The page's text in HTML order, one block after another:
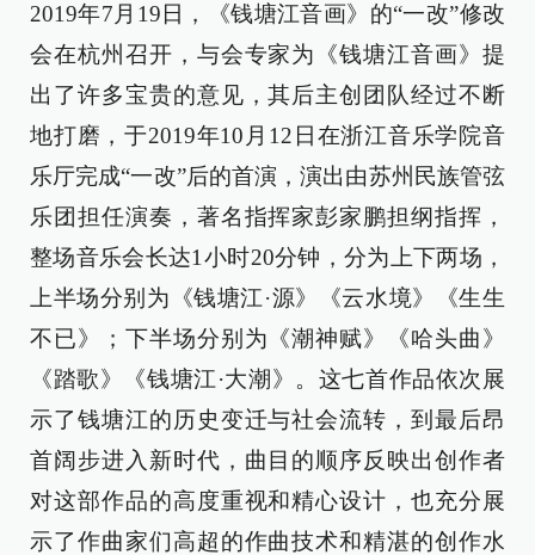
2019年7月19日，《钱塘江音画》的“一改”修改
会在杭州召开，与会专家为《钱塘江音画》提
出了许多宝贵的意见，其后主创团队经过不断
地打磨，于2019年10月12日在浙江音乐学院音
乐厅完成“一改”后的首演，演出由苏州民族管弦
乐团担任演奏，著名指挥家彭家鹏担纲指挥，
整场音乐会长达1小时20分钟，分为上下两场，
上半场分别为《钱塘江·源》《云水境》《生生
不已》；下半场分别为《潮神赋》《哈头曲》
《踏歌》《钱塘江·大潮》。这七首作品依次展
示了钱塘江的历史变迁与社会流转，到最后昂
首阔步进入新时代，曲目的顺序反映出创作者
对这部作品的高度重视和精心设计，也充分展
示了作曲家们高超的作曲技术和精湛的创作水